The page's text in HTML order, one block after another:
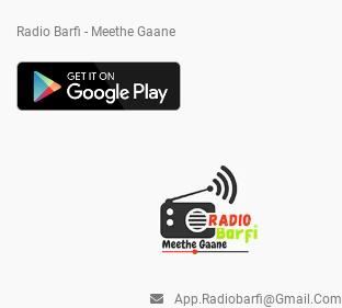
Radio Barfi - Meethe Gaane
App.radiobarfi@gmail.com